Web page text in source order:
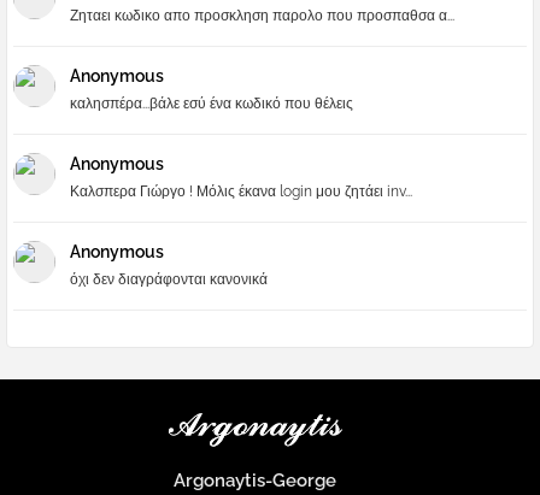
Ζηταει κωδικο απο προσκληση παρολο που προσπαθσα α...
Anonymous
καλησπέρα...βάλε εσύ ένα κωδικό που θέλεις
Anonymous
Καλσπερα Γιώργο ! Μόλις έκανα login μου ζητάει inv...
Anonymous
όχι δεν διαγράφονται κανονικά
Argonaytis-George